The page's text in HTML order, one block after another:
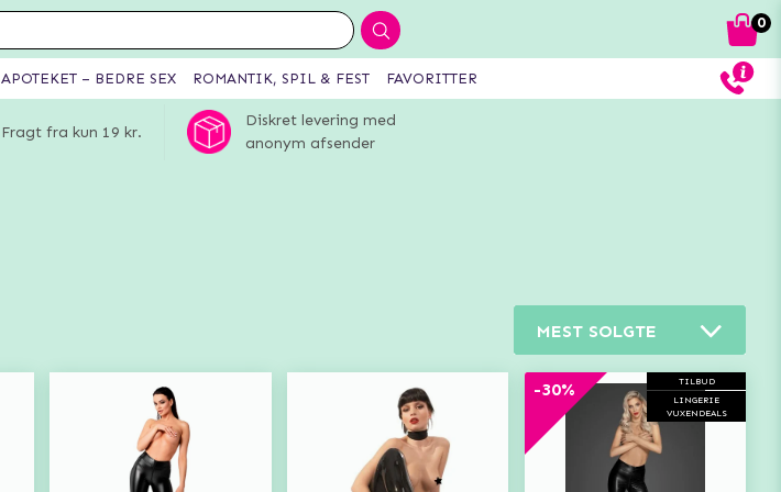
MEST SOLGTE
TILBUD
LINGERIE
VUXENDEALS
-30%
0
APOTEKET – BEDRE SEX ROMANTIK, SPIL & FEST FAVORITTER
Fragt fra kun 19 kr.
Diskret levering med
anonym afsender